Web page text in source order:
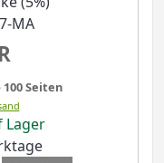
MA
100 Seiten
Lager